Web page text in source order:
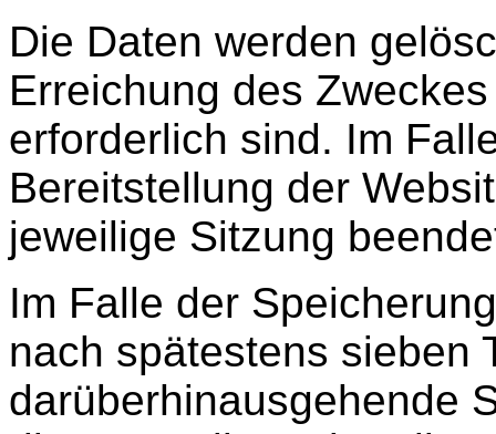
Die Daten werden
Erreichung des
erforderlich sind. Im
Bereitstellung der
jeweilige Sitzung
Im Falle der
nach spätestens sieben
darüberhinausgehende